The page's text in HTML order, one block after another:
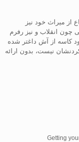
از میراث خود نیز
چون انقلاب و نیز رفرم
کاسه از آش داغتر شده
نیست، بدون ارائه
Getting